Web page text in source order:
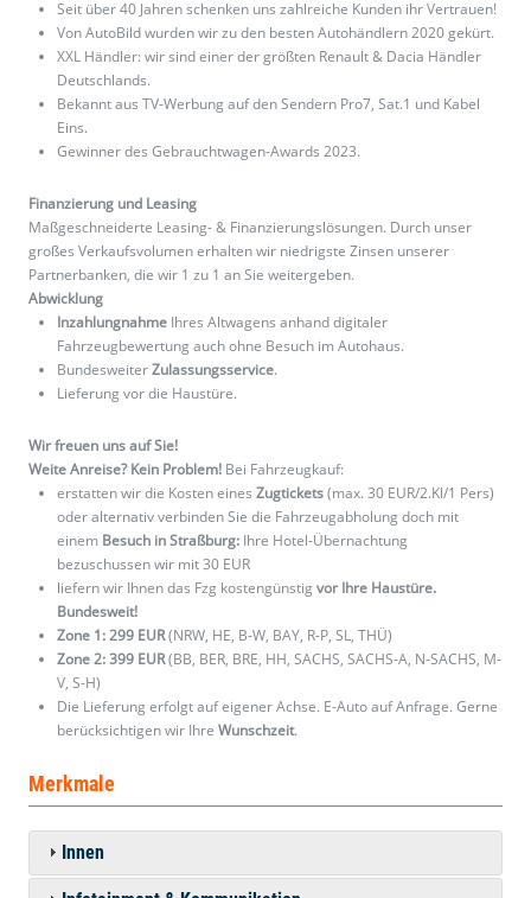
Seit über 40 Jahren schenken uns zahlreiche Kunden ihr Vertrauen!
Von AutoBild wurden wir zu den besten Autohändlern 2020 gekürt.
XXL Händler: wir sind einer der größten Renault & Dacia Händler
Deutschlands.
Bekannt aus TV-Werbung auf den Sendern Pro7, Sat.1 und Kabel
Eins.
Gewinner des Gebrauchtwagen-Awards 2023.
Finanzierung und Leasing
Maßgeschneiderte Leasing- & Finanzierungslösungen. Durch unser
großes Verkaufsvolumen erhalten wir niedrigste Zinsen unserer
Partnerbanken, die wir 1 zu 1 an Sie weitergeben.
Abwicklung
Inzahlungnahme Ihres Altwagens anhand digitaler
Fahrzeugbewertung auch ohne Besuch im Autohaus.
BundesweiterZulassungsservice.
Lieferung vor die Haustüre.
Wir freuen uns auf Sie!
Weite Anreise? Kein Problem! Bei Fahrzeugkauf:
erstatten wir die Kosten eines Zugtickets(max. 30 EUR/2.Kl/1 Pers)
oder alternativ verbinden Sie die Fahrzeugabholung doch mit
einem Besuch in Straßburg: Ihre Hotel-Übernachtung
bezuschussen wir mit 30 EUR
liefern wir Ihnen das Fzg kostengünstig vor Ihre Haustüre.
Bundesweit!
Zone 1: 299 EUR(NRW, HE, B-W, BAY, R-P, SL, THÜ)
Zone 2: 399 EUR(BB, BER, BRE, HH, SACHS, SACHS-A, N-SACHS, M-
V, S-H)
Die Lieferung erfolgt auf eigener Achse. E-Auto auf Anfrage. Gerne
berücksichtigen wir Ihre Wunschzeit.
Merkmale
Innen